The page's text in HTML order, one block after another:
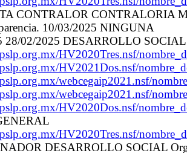
CONTRALOR CONTRALORIA
10/03/2025 NINGUNA
02/2025 DESARROLLO SOCIAL
HV2020Tres.nsf/
HV2021Dos.nsf/
webcegaip2021.nsf/
webcegaip2021.nsf/
HV2020Dos.nsf/
HV2020Tres.nsf/
DESARROLLO SOCIAL